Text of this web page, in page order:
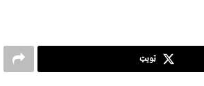
ټویټ